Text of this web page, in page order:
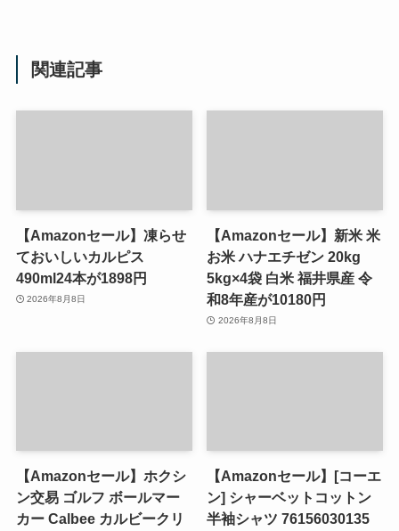
関連記事
【Amazonセール】凍らせ
ておいしいカルピス
490ml24本が1898円
2026年8月8日
【Amazonセール】新米 米
お米 ハナエチゼン 20kg
5kg×4袋 白米 福井県産 令
和8年産が10180円
2026年8月8日
【Amazonセール】ホクシ
ン交易 ゴルフ ボールマー
カー Calbee カルビークリ
【Amazonセール】[コーエ
ン] シャーベットコットン
半袖シャツ 76156030135